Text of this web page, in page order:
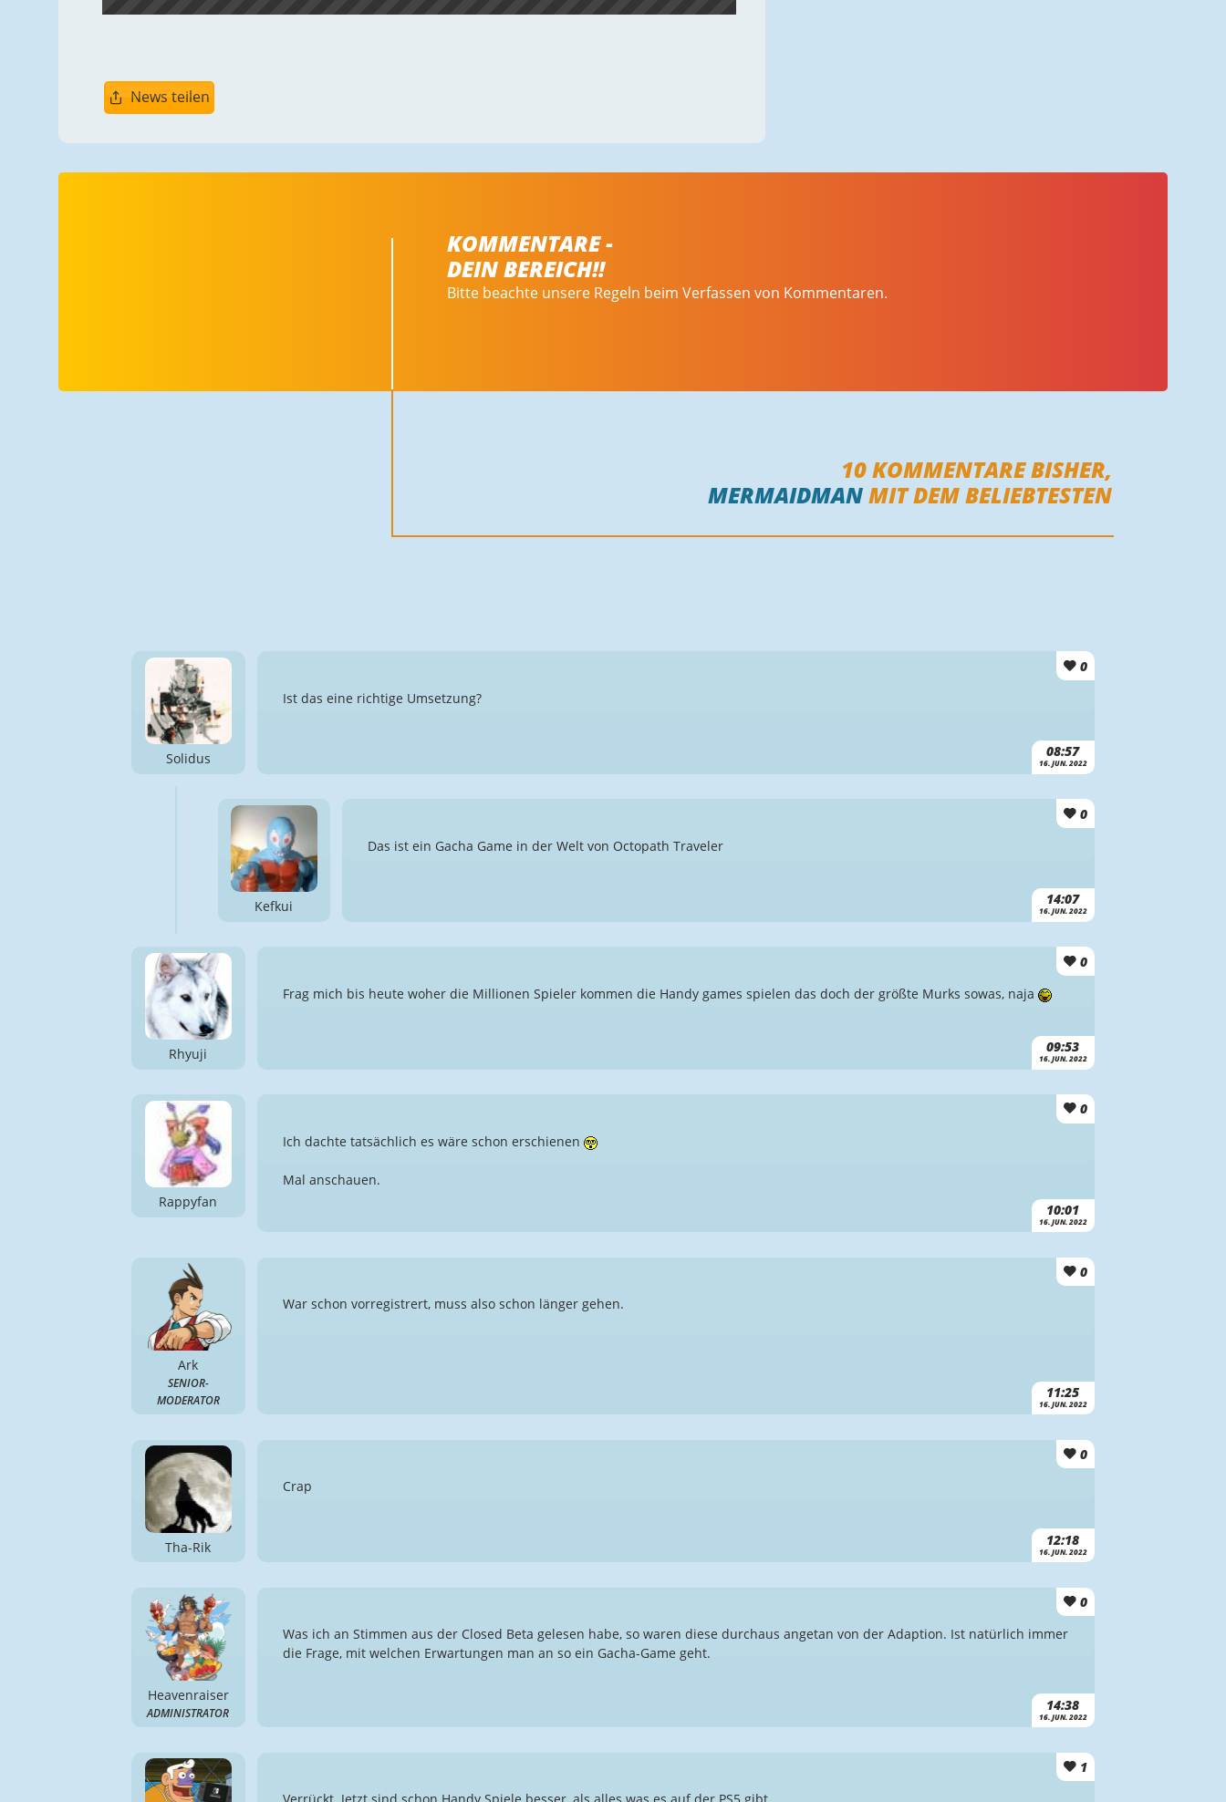
News teilen
KOMMENTARE -
DEIN BEREICH!!
Bitte beachte unsere Regeln beim Verfassen von Kommentaren.
10KOMMENTARE BISHER,
MERMAIDMANMIT DEM BELIEBTESTEN
Solidus
0
08:57
16. JUN. 2022
Ist das eine richtige Umsetzung?
Kefkui
0
14:07
16. JUN. 2022
Das ist ein Gacha Game in der Welt von Octopath Traveler
Rhyuji
0
09:53
16. JUN. 2022
Frag mich bis heute woher die Millionen Spieler kommen die Handy games spielen das doch der größte Murks sowas, naja
Rappyfan
0
10:01
16. JUN. 2022
Ich dachte tatsächlich es wäre schon erschienen
Mal anschauen.
Ark
SENIOR-
MODERATOR
0
11:25
16. JUN. 2022
War schon vorregistrert, muss also schon länger gehen.
Tha-Rik
0
12:18
16. JUN. 2022
Crap
Heavenraiser
ADMINISTRATOR
0
14:38
16. JUN. 2022
Was ich an Stimmen aus der Closed Beta gelesen habe, so waren diese durchaus angetan von der Adaption. Ist natürlich immer
die Frage, mit welchen Erwartungen man an so ein Gacha-Game geht.
1